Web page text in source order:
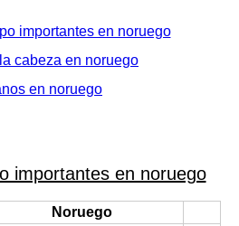
importantes en noruego
cabeza en noruego
en noruego
importantes en noruego
Noruego